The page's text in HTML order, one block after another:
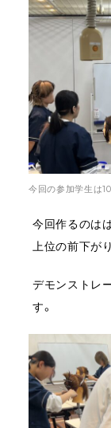
今回の参加学生は
今回作るのは
上位の前下が
デモンストレ
す。